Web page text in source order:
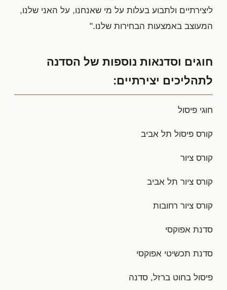
ליצירתיים ולתבוע בעלות על מי שאנחנו, על האני שלנו,
המעוצב באמצעות הבחירות שלנו."
חוגים וסדנאות נוספות של הסדנה
לתהליכים יצירתיים:
חוגי פיסול
קורס פיסול תל אביב
קורס ציור
קורס ציור תל אביב
קורס ציור רחובות
סדנת אפוקסי
סדנת תכשיטי אפוקסי
פיסול בחוט ברזל, סדנה